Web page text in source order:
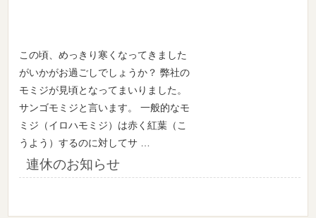
この頃、めっきり寒くなってきました
がいかがお過ごしでしょうか？ 弊社の
モミジが見頃となってまいりました。
サンゴモミジと言います。 一般的なモ
ミジ（イロハモミジ）は赤く紅葉（こ
うよう）するのに対してサ …
連休のお知らせ